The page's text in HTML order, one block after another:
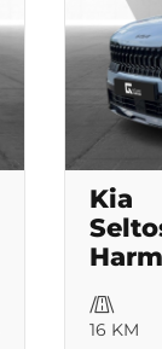
Kia
16 KM